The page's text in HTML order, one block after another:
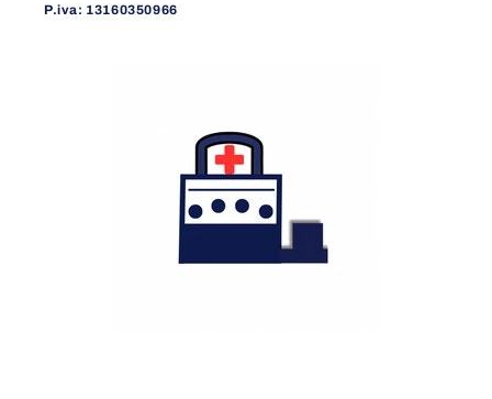
P.iva: 13160350966